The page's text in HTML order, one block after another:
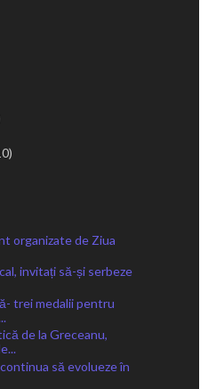
organizate de Ziua
invitați să-și serbeze
trei medalii pentru
de la Greceanu,
să evolueze în